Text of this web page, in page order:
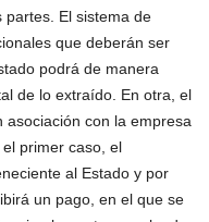
El sistema de
que deberán ser
podrá de manera
de lo extraído. En otra, el
asociación con la empresa
primer caso, el
al Estado y por
un pago, en el que se